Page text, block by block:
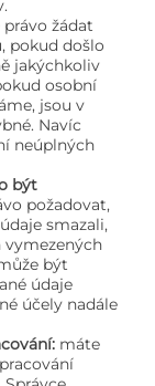
žádat
pokud došlo
jakýchkoliv
osobní
jsou v
Navíc
neúplných
být
požadovat,
smazali,
vymezených
být
údaje
účely nadále
máte